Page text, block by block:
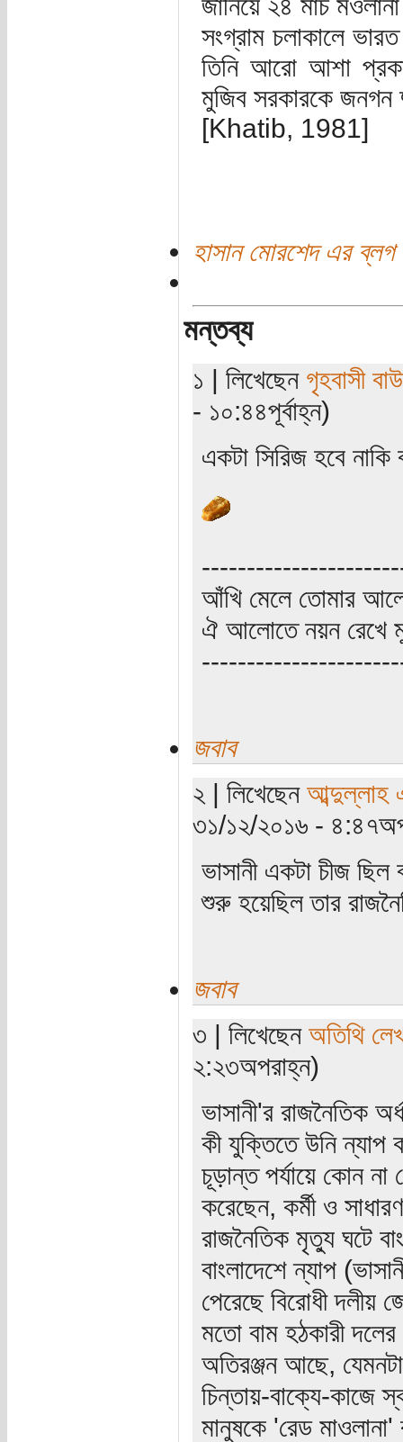
সংগ্রাম চলাকালে
তিনি আরো আশা
মুজিব সরকারকে
[Khatib, 1981]
হাসান মোরশেদ এর ব্লগ
মন্তব্য
১ | লিখেছেন গৃহবাসী
- ১০:৪৪পূর্বাহ্ন)
একটা সিরিজ হবে
আঁখি মেলে তোমার
ঐ আলোতে নয়ন রেখে
জবাব
২ | লিখেছেন আব্দুল্লাহ
৩১/১২/২০১৬ -
ভাসানী একটা চীজ
শুরু হয়েছিল তার
জবাব
৩ | লিখেছেন অতিথি
২:২৩অপরাহ্ন)
ভাসানী'র রাজনৈতিক
কী যুক্তিতে উনি
চূড়ান্ত পর্যায়ে কোন না
করেছেন, কর্মী ও
রাজনৈতিক মৃত্যু ঘটে
বাংলাদেশে ন্যাপ
পেরেছে বিরোধী
মতো বাম হঠকারী
অতিরঞ্জন আছে,
চিন্তায়-বাক্যে-কাজে
মানুষকে 'রেড